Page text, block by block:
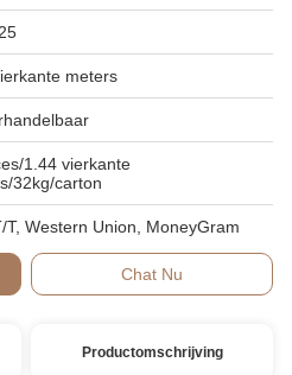
meters
1.44 vierkante
32kg/carton
T, Western Union, MoneyGram
Chat Nu
Productomschrijving